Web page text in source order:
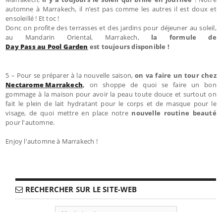
automne à Marrakech, il n’est pas comme les autres il est doux et
ensoleillé ! Et toc !
Donc on profite des terrasses et des jardins pour déjeuner au soleil,
au Mandarin Oriental, Marrakech, la formule de
Day Pass au Pool Garden est toujours disponible !
5 – Pour se préparer à la nouvelle saison,on va faire un tour chez
Nectarome Marrakech, on shoppe de quoi se faire un bon
gommage à la maison pour avoir la peau toute douce et surtout on
fait le plein de lait hydratant pour le corps et de masque pour le
visage, de quoi mettre en place notre nouvelle routine beauté
pour l'automne.
Enjoy l'automne à Marrakech !
RECHERCHER SUR LE SITE-WEB